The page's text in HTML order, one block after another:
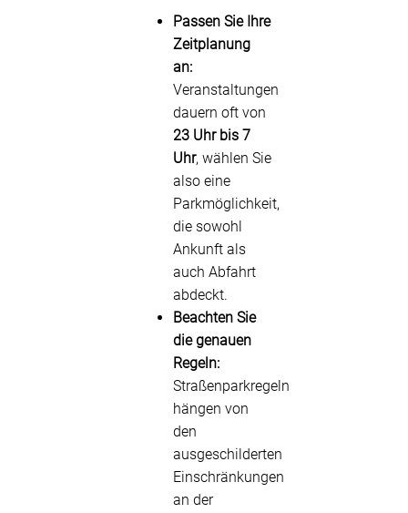
Passen Sie Ihre
Zeitplanung
an:
Veranstaltungen
dauern oft von
23 Uhr bis 7
Uhr, wählen Sie
also eine
Parkmöglichkeit,
die sowohl
Ankunft als
auch Abfahrt
abdeckt.
Beachten Sie
die genauen
Regeln:
Straßenparkregeln
hängen von
den
ausgeschilderten
Einschränkungen
an der